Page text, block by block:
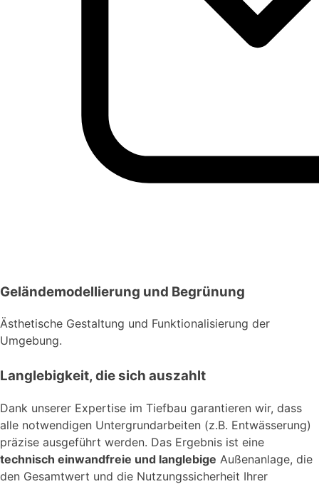
Geländemodellierung und Begrünung
Ästhetische Gestaltung und Funktionalisierung der
Umgebung.
Langlebigkeit, die sich auszahlt
Dank unserer Expertise im Tiefbau garantieren wir, dass
alle notwendigen Untergrundarbeiten (z.B. Entwässerung)
präzise ausgeführt werden. Das Ergebnis ist eine
technisch einwandfreie und langlebige Außenanlage, die
den Gesamtwert und die Nutzungssicherheit Ihrer